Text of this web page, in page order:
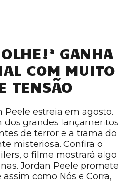
GANHA
COM MUITO
TENSÃO
Peele estreia em agosto.
dos grandes lançamentos
de terror e a trama do
misteriosa. Confira o
o filme mostrará algo
Jordan Peele promete
como Nós e Corra,